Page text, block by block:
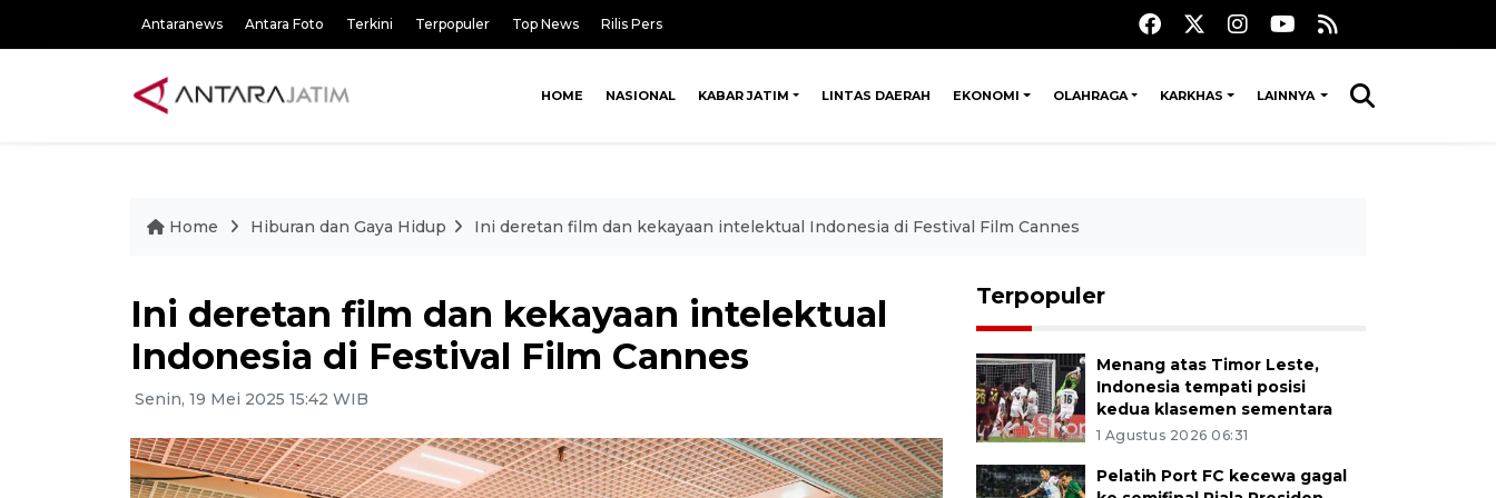
Antaranews Antara Foto Terkini Terpopuler Top News Rilis Pers
HOME NASIONAL KABAR JATIM LINTAS DAERAH EKONOMI OLAHRAGA KARKHAS LAINNYA
Home Hiburan dan Gaya Hidup Ini deretan film dan kekayaan intelektual Indonesia di Festival Film Cannes
Ini deretan film dan kekayaan intelektual
Indonesia di Festival Film Cannes
Senin, 19 Mei 2025 15:42 WIB
Terpopuler
Menang atas Timor Leste,
Indonesia tempati posisi
kedua klasemen sementara
1 Agustus 2026 06:31
Pelatih Port FC kecewa gagal